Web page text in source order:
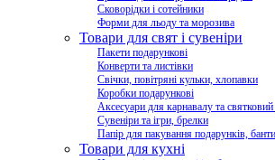
Сковорідки і сотейники
Форми для льоду та морозива
Товари для свят і сувеніри
Пакети подарункові
Конверти та листівки
Свічки, повітряні кульки, хлопавки
Коробки подарункові
Аксесуари для карнавалу та
Сувеніри та ігри, брелки
Папір для пакування подарунків, банти
Товари для кухні